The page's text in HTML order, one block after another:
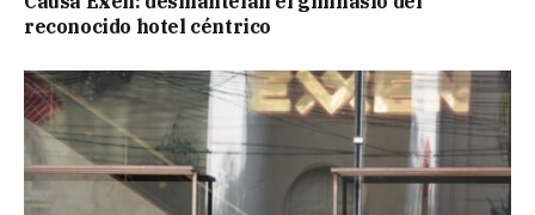
reconocido hotel céntrico